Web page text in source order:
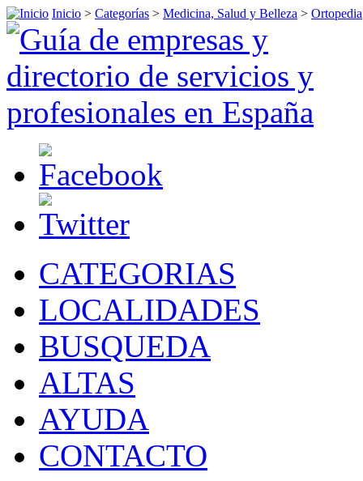
Inicio > Categorías > Medicina, Salud y Belleza > Ortopedia
CATEGORIAS
LOCALIDADES
BUSQUEDA
ALTAS
AYUDA
CONTACTO